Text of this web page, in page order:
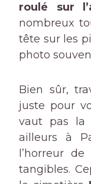
roulé sur
nombreux
tête sur les
photo
Bien sûr,
juste pour
vaut pas la
ailleurs à
l’horreur
tangibles.